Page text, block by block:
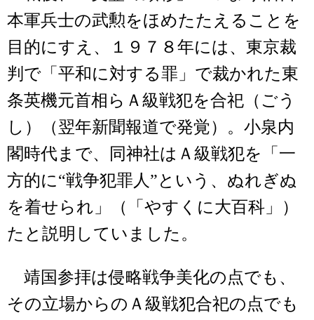
本軍兵士の武勲をほめたたえることを
目的にすえ、１９７８年には、東京裁
判で「平和に対する罪」で裁かれた東
条英機元首相らＡ級戦犯を合祀（ごう
し）（翌年新聞報道で発覚）。小泉内
閣時代まで、同神社はＡ級戦犯を「一
方的に“戦争犯罪人”という、ぬれぎぬ
を着せられ」（「やすくに大百科」）
たと説明していました。
靖国参拝は侵略戦争美化の点でも、
その立場からのＡ級戦犯合祀の点でも